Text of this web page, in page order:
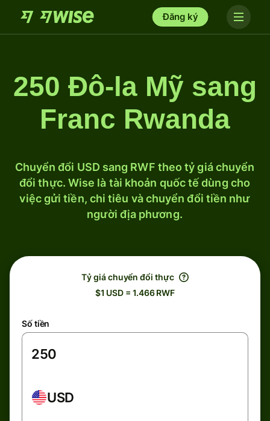
Đăng ký
250 Đô-la Mỹ sang
Franc Rwanda
Chuyển đổi USD sang RWF theo tỷ giá chuyển
đổi thực. Wise là tài khoản quốc tế dùng cho
việc gửi tiền, chi tiêu và chuyển đổi tiền như
người địa phương.
Tỷ giá chuyển đổi thực
$1 USD = 1.466 RWF
Số tiền
USD